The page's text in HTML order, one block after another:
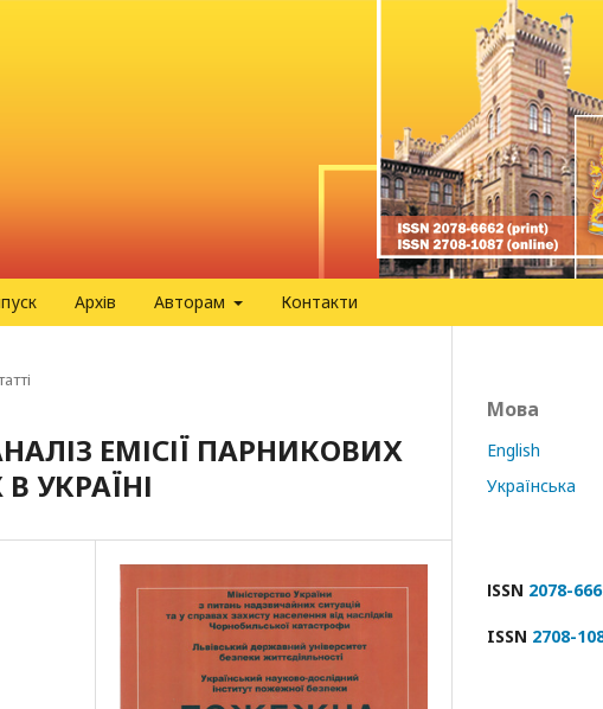
Архів Авторам Контакти
ЕМІСІЇ ПАРНИКОВИХ
УКРАЇНІ
Мова
English
Українська
ІSSN 2078-
ISSN 2708-